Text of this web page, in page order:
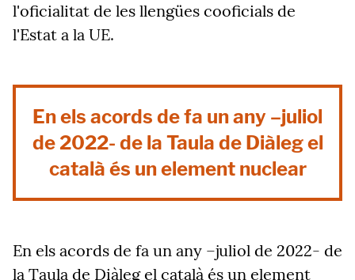
l'oficialitat de les llengües cooficials de
l'Estat a la UE.
En els acords de fa un any –juliol
de 2022- de la Taula de Diàleg el
català és un element nuclear
En els acords de fa un any –juliol de 2022- de
la Taula de Diàleg el català és un element